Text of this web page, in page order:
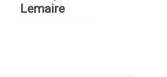
Lemaire